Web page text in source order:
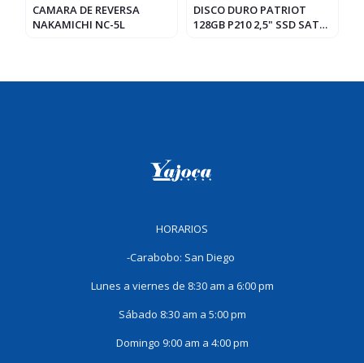
CAMARA DE REVERSA
NAKAMICHI NC-5L
DISCO DURO PATRIOT
128GB P210 2,5" SSD SATA
HORARIOS
-Carabobo: San Diego
Lunes a viernes de 8:30 am a 6:00 pm
Sábado 8:30 am a 5:00 pm
Domingo 9:00 am a 4:00 pm